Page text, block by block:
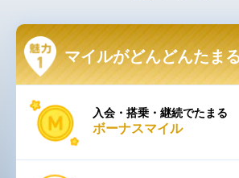
マイルがどんどんたま
入会・搭乗・継続でたまる
ボーナスマイル